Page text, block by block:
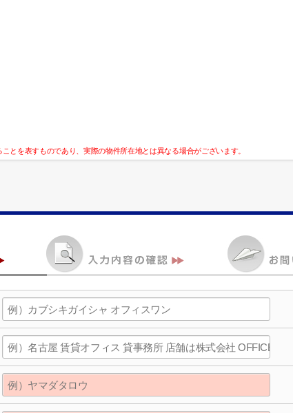
とを表すものであり、実際の物件所在地とは異なる場合がございます。